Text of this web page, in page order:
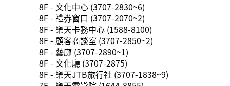
8F - 文化中心 (3707-2830~6)
8F - 禮券窗口 (3707-2070~2)
8F - 樂天卡務中心 (1588-8100)
8F - 顧客商談室 (3707-2850~2)
8F - 藝廊 (3707-2890~1)
8F - 文化廳 (3707-2875)
8F - 樂天JTB旅行社 (3707-1838~9)